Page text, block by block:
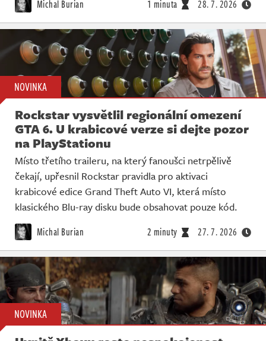
Michal Burian 1 minuta 28. 7. 2026
NOVINKA
Rockstar vysvětlil regionální omezení
GTA 6. U krabicové verze si dejte pozor
na PlayStationu
Místo třetího traileru, na který fanoušci netrpělivě
čekají, upřesnil Rockstar pravidla pro aktivaci
krabicové edice Grand Theft Auto VI, která místo
klasického Blu-ray disku bude obsahovat pouze kód.
Michal Burian 2 minuty 27. 7. 2026
NOVINKA